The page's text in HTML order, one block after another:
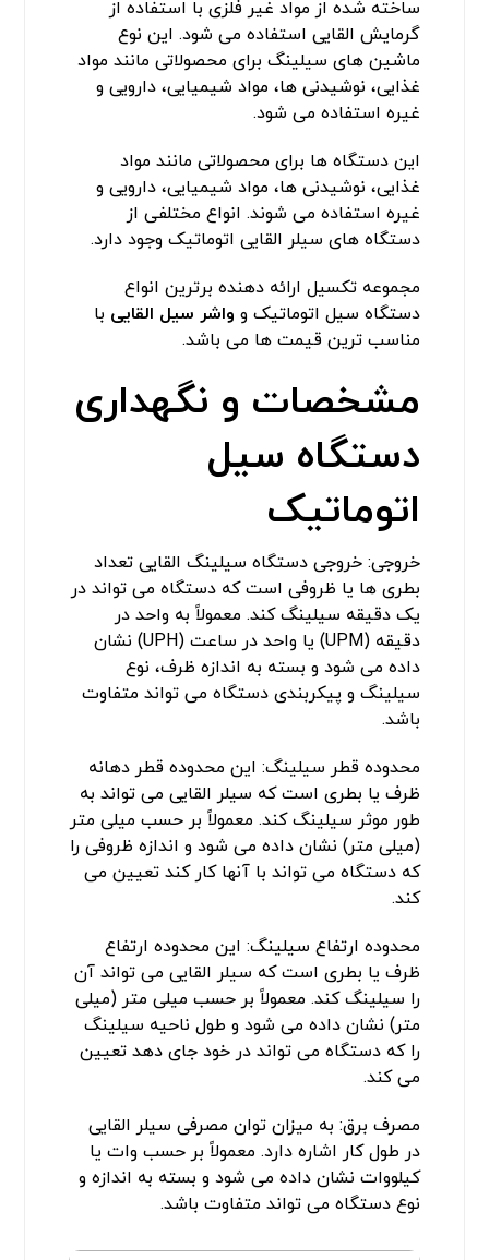
ساخته شده از مواد غیر فلزی با استفاده از
گرمایش القایی استفاده می شود. این نوع
ماشین های سیلینگ برای محصولاتی مانند مواد
غذایی، نوشیدنی ها، مواد شیمیایی، دارویی و
غیره استفاده می شود.
این دستگاه ها برای محصولاتی مانند مواد
غذایی، نوشیدنی ها، مواد شیمیایی، دارویی و
غیره استفاده می شوند. انواع مختلفی از
دستگاه های سیلر القایی اتوماتیک وجود دارد.
مجموعه تکسیل ارائه دهنده برترین انواع
دستگاه سیل اتوماتیک و واشر سیل القایی با
مناسب ترین قیمت ها می باشد.
مشخصات و نگهداری
دستگاه سیل
اتوماتیک
خروجی: خروجی دستگاه سیلینگ القایی تعداد
بطری ها یا ظروفی است که دستگاه می تواند در
یک دقیقه سیلینگ کند. معمولاً به واحد در
دقیقه (UPM) یا واحد در ساعت (UPH) نشان
داده می شود و بسته به اندازه ظرف، نوع
سیلینگ و پیکربندی دستگاه می تواند متفاوت
باشد.
محدوده قطر سیلینگ: این محدوده قطر دهانه
ظرف یا بطری است که سیلر القایی می تواند به
طور موثر سیلینگ کند. معمولاً بر حسب میلی متر
(میلی متر) نشان داده می شود و اندازه ظروفی را
که دستگاه می تواند با آنها کار کند تعیین می
کند.
محدوده ارتفاع سیلینگ: این محدوده ارتفاع
ظرف یا بطری است که سیلر القایی می تواند آن
را سیلینگ کند. معمولاً بر حسب میلی متر (میلی
متر) نشان داده می شود و طول ناحیه سیلینگ
را که دستگاه می تواند در خود جای دهد تعیین
می کند.
مصرف برق: به میزان توان مصرفی سیلر القایی
در طول کار اشاره دارد. معمولاً بر حسب وات یا
کیلووات نشان داده می شود و بسته به اندازه و
نوع دستگاه می تواند متفاوت باشد.